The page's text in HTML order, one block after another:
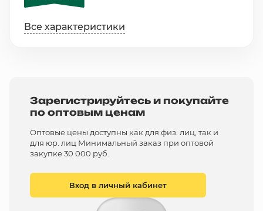
Все характеристики
Зарегистрируйтесь и покупайте
по оптовым ценам
Оптовые цены доступны как для физ. лиц, так и
для юр. лиц Минимальный заказ при оптовой
закупке 30 000 руб.
Вход в личный кабинет